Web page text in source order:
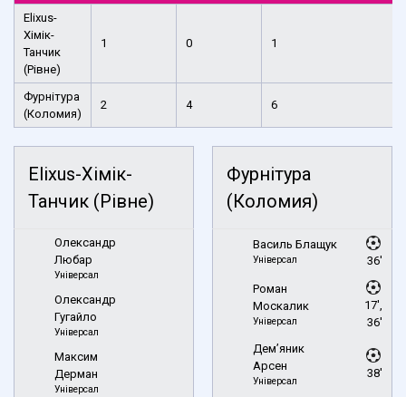
Elixus-
Хімік-
Танчик
(Рівне)
1 0 1
Фурнітура
(Коломия)
2 4 6
Elixus-Хімік-
Танчик (Рівне)
Олександр
Любар
Універсал
Олександр
Гугайло
Універсал
Максим
Дерман
Універсал
Фурнітура
(Коломия)
Василь Блащук
Універсал 36'
Роман
Москалик
Універсал
17',
36'
Дем’яник
Арсен
Універсал
38'